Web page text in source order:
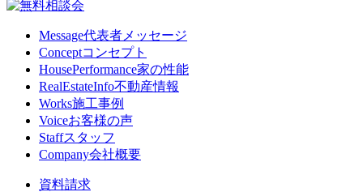
Message代表者メッセージ
Conceptコンセプト
HousePerformance家の性能
RealEstateInfo不動産情報
Works施工事例
Voiceお客様の声
Staffスタッフ
Company会社概要
資料請求